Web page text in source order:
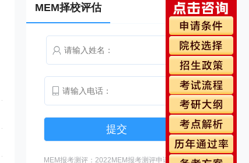
MEM择校评估
MEM报考测评：2022MEM报考测评申请中，